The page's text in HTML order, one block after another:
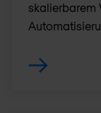
skalierbarem